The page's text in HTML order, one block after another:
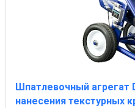
Шпатлевочный агрегат
нанесения текстурных